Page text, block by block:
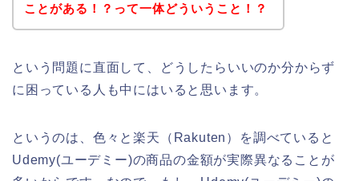
ことがある！？って一体どういうこと！？
という問題に直面して、どうしたらいいのか分からず
に困っている人も中にはいると思います。
というのは、色々と楽天（Rakuten）を調べていると
Udemy(ユーデミー)の商品の金額が実際異なることが